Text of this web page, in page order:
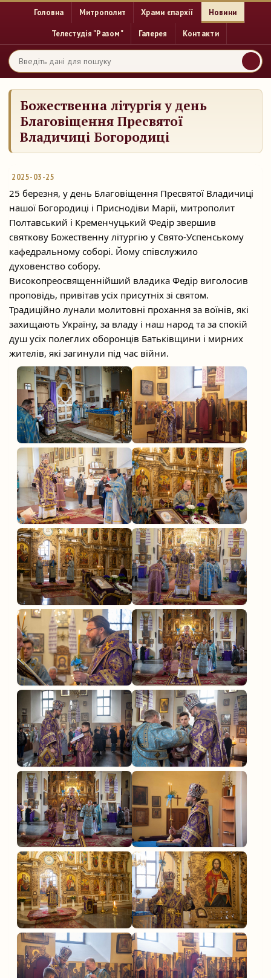
Головна Митрополит Храми єпархії Новини
Телестудія "Разом" Галерея Контакти
Божественна літургія у день
Благовіщення Пресвятої
Владичиці Богородиці
2025-03-25
25 березня, у день Благовіщення Пресвятої Владичиці
нашої Богородиці і Приснодіви Марії, митрополит
Полтавський і Кременчуцький Федір звершив
святкову Божественну літургію у Свято-Успенському
кафедральному соборі. Йому співслужило
духовенство собору.
Високопреосвященнійший владика Федір виголосив
проповідь, привітав усіх присутніх зі святом.
Традиційно лунали молитовні прохання за воїнів, які
захищають Україну, за владу і наш народ та за спокій
душ усіх полеглих оборонців Батьківщини і мирних
жителів, які загинули під час війни.